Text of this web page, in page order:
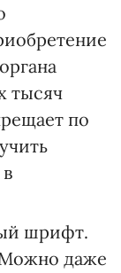
тысяч
по
шрифт.
даже